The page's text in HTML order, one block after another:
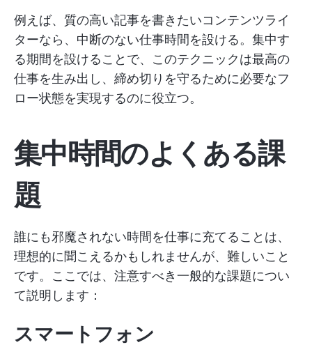
例えば、質の高い記事を書きたいコンテンツライ
ターなら、中断のない仕事時間を設ける。集中す
る期間を設けることで、このテクニックは最高の
仕事を生み出し、締め切りを守るために必要なフ
ロー状態を実現するのに役立つ。
集中時間のよくある課
題
誰にも邪魔されない時間を仕事に充てることは、
理想的に聞こえるかもしれませんが、難しいこと
です。ここでは、注意すべき一般的な課題につい
て説明します：
スマートフォン